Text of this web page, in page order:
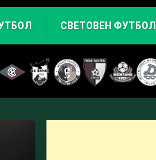
СВЕТОВЕН ФУТБОЛ